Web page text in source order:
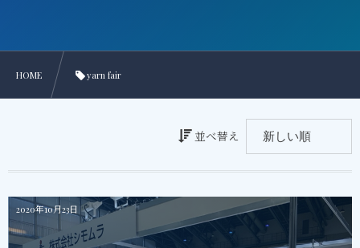
HOME yarn fair
並べ替え
2020年10月23日